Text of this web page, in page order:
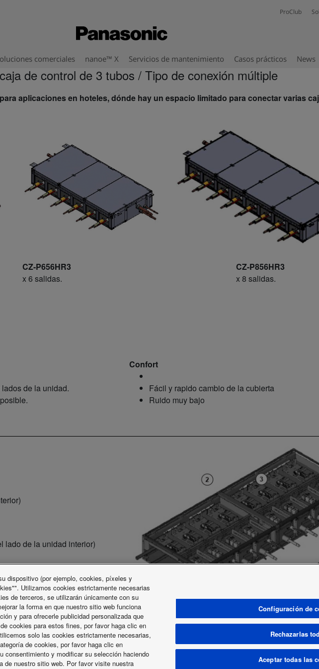
ProClub
comerciales nanoe™ X Servicios de mantenimiento Casos prácticos News
de control de 3 tubos / Tipo de conexión múltiple
aplicaciones en hoteles, dónde hay un espacio limitado para conectar varias
CZ-P656HR3
x 6 salidas.
CZ-P856HR3
x 8 salidas.
de la unidad.
Confort
Fácil y rapido cambio de la cubierta
Ruido muy bajo
lado de la unidad interior)
dispositivo (por ejemplo, cookies, píxeles y
Utilizamos cookies estrictamente necesarias
de terceros, se utilizarán únicamente con su
la forma en que nuestro sitio web funciona
y para ofrecerle publicidad personalizada que
cookies para estos fines, por favor haga clic en
solo las cookies estrictamente necesarias,
de cookies, por favor haga clic en
consentimiento y modificar su selección haciendo
de nuestro sitio web. Por favor visite nuestra
Configuración de
Rechazarlas
Aceptar todas las